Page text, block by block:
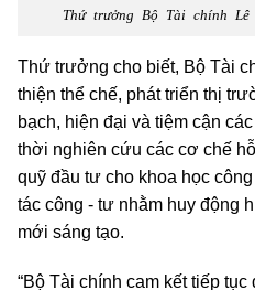
Thứ trưởng Bộ Tài chính
Thứ trưởng cho biết, Bộ Tài
thiện thể chế, phát triển thị
bạch, hiện đại và tiệm cận
thời nghiên cứu các cơ chế
quỹ đầu tư cho khoa học
tác công - tư nhằm huy động
mới sáng tạo.
“Bộ Tài chính cam kết tiếp